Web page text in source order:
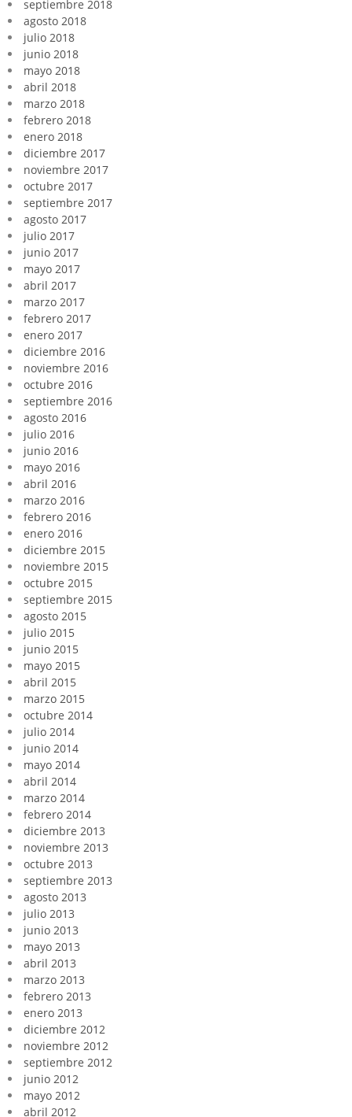
septiembre 2018
agosto 2018
julio 2018
junio 2018
mayo 2018
abril 2018
marzo 2018
febrero 2018
enero 2018
diciembre 2017
noviembre 2017
octubre 2017
septiembre 2017
agosto 2017
julio 2017
junio 2017
mayo 2017
abril 2017
marzo 2017
febrero 2017
enero 2017
diciembre 2016
noviembre 2016
octubre 2016
septiembre 2016
agosto 2016
julio 2016
junio 2016
mayo 2016
abril 2016
marzo 2016
febrero 2016
enero 2016
diciembre 2015
noviembre 2015
octubre 2015
septiembre 2015
agosto 2015
julio 2015
junio 2015
mayo 2015
abril 2015
marzo 2015
octubre 2014
julio 2014
junio 2014
mayo 2014
abril 2014
marzo 2014
febrero 2014
diciembre 2013
noviembre 2013
octubre 2013
septiembre 2013
agosto 2013
julio 2013
junio 2013
mayo 2013
abril 2013
marzo 2013
febrero 2013
enero 2013
diciembre 2012
noviembre 2012
septiembre 2012
junio 2012
mayo 2012
abril 2012